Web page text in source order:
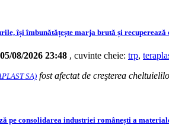
își îmbunătățește marja brută și
05/08/2026 23:48 , cuvinte cheie: trp,
SA) fost afectat de creşterea
pe consolidarea industriei românești a